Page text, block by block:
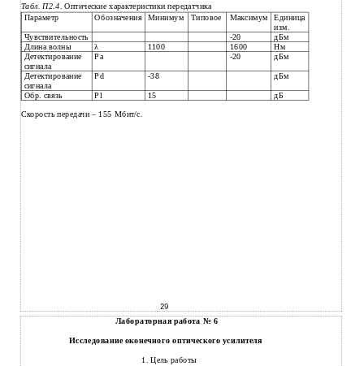
Табл. П2.4.Оптические характеристики передатчика
Параметр
Обозначения Минимум Типовое Максимум
Единица
изм.
Чувствительность -20
дБм
Длина волны
λ 1100 1600 Нм
Детектирование Pa -20
дБм
сигнала
Детектирование Pd -38 дБм
сигнала
Обр. связь
Pl 15 дБ
Скорость передачи – 155 Мбит/с.
29
Лабораторная работа № 6
Исследование оконечного оптического усилителя
1. Цель работы